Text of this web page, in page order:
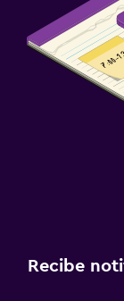
Recibe